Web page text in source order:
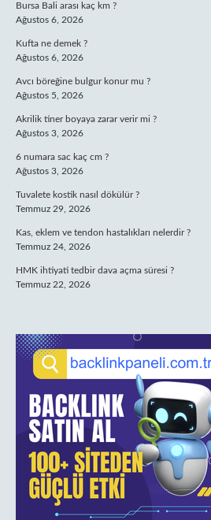
Bursa Bali arası kaç km ?
Ağustos 6, 2026
Kufta ne demek ?
Ağustos 6, 2026
Avcı böreğine bulgur konur mu ?
Ağustos 5, 2026
Akrilik tiner boyaya zarar verir mi ?
Ağustos 3, 2026
6 numara sac kaç cm ?
Ağustos 3, 2026
Tuvalete kostik nasıl dökülür ?
Temmuz 29, 2026
Kas, eklem ve tendon hastalıkları nelerdir ?
Temmuz 24, 2026
HMK ihtiyati tedbir dava açma süresi ?
Temmuz 22, 2026